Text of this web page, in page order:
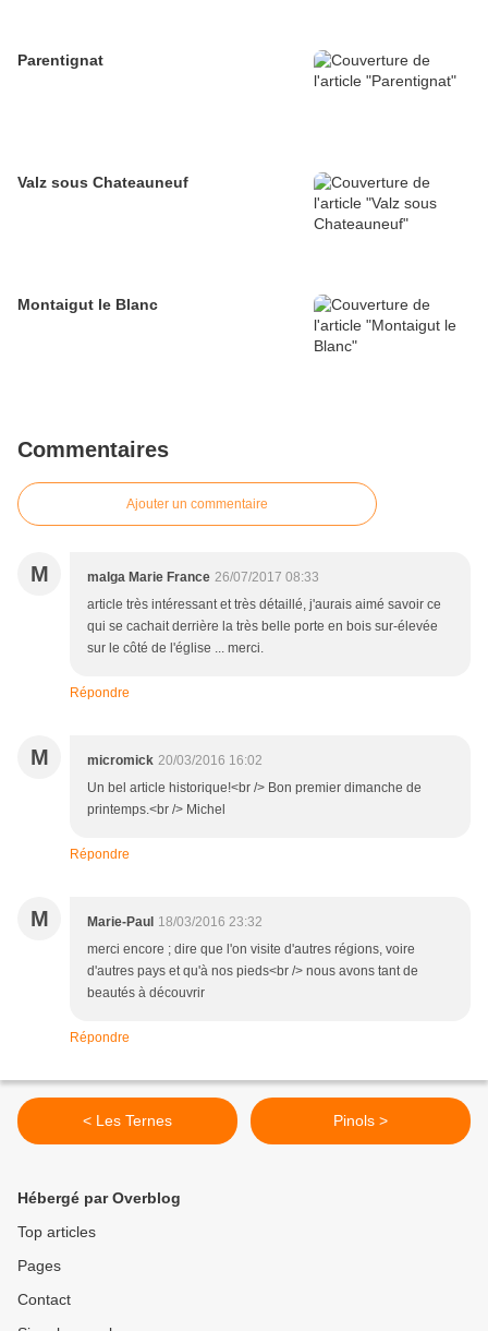
Parentignat
Valz sous Chateauneuf
Montaigut le Blanc
Commentaires
Ajouter un commentaire
M malga Marie France 26/07/2017 08:33
article très intéressant et très détaillé, j'aurais aimé savoir ce
qui se cachait derrière la très belle porte en bois sur-élevée
sur le côté de l'église ... merci.
Répondre
M micromick 20/03/2016 16:02
Un bel article historique!<br /> Bon premier dimanche de
printemps.<br /> Michel
Répondre
M Marie-Paul 18/03/2016 23:32
merci encore ; dire que l'on visite d'autres régions, voire
d'autres pays et qu'à nos pieds<br /> nous avons tant de
beautés à découvrir
Répondre
< Les Ternes Pinols >
Hébergé par Overblog
Top articles
Pages
Contact